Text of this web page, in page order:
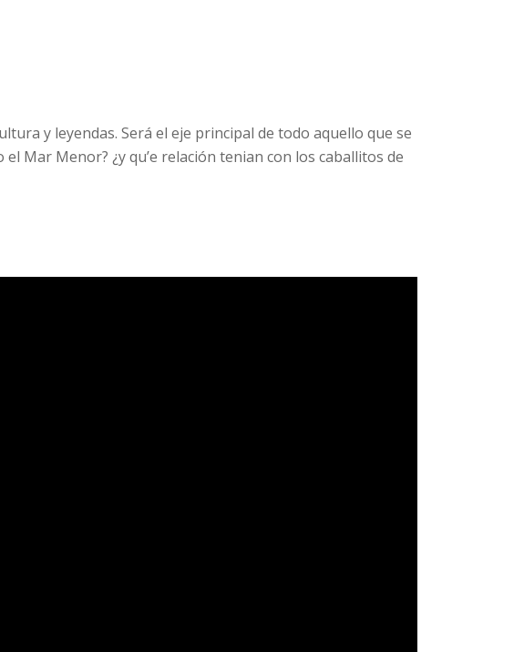
y leyendas. Será el eje principal de todo aquello que se
Mar Menor? ¿y qu’e relación tenian con los caballitos de